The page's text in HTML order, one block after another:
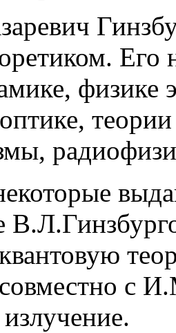
физике
с